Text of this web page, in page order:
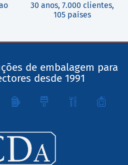
30 anos, 7.000 clientes,
105 países
de embalagem para
desde 1991